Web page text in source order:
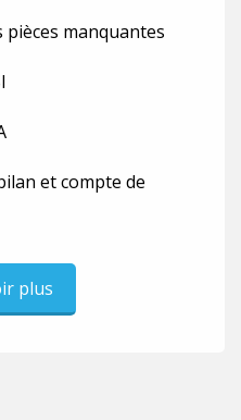
manquantes
et compte de
plus